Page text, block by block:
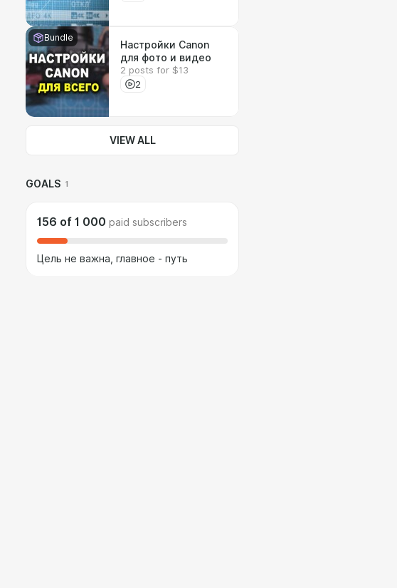
Bundle
Настройки Canon
для фото и видео
2 posts for $13
2
VIEW ALL
GOALS 1
156 of 1 000 paid subscribers
Цель не важна, главное - путь